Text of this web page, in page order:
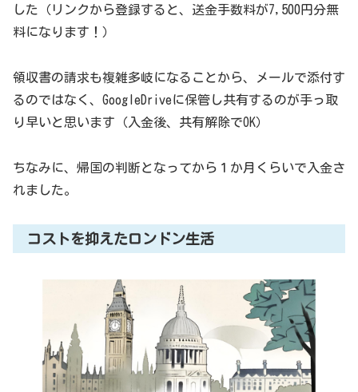
した（リンクから登録すると、送金手数料が7,500円分無
料になります！）
領収書の請求も複雑多岐になることから、メールで添付す
るのではなく、GoogleDriveに保管し共有するのが手っ取
り早いと思います（入金後、共有解除でOK）
ちなみに、帰国の判断となってから１か月くらいで入金さ
れました。
コストを抑えたロンドン生活